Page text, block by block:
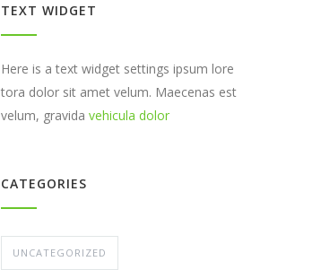
TEXT WIDGET
Here is a text widget settings ipsum lore
tora dolor sit amet velum. Maecenas est
velum, gravida vehicula dolor
CATEGORIES
UNCATEGORIZED